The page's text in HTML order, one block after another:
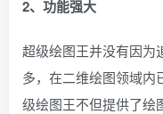
2、功能强大
超级绘图王并没有因为
多，在二维绘图领域内
级绘图王不但提供了绘